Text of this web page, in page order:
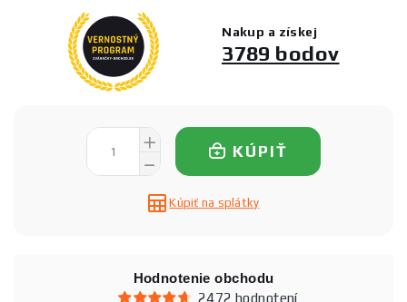
Nakup a získej
3789 bodov
KÚPIŤ
Kúpiť na splátky
Hodnotenie obchodu
2472 hodnotení